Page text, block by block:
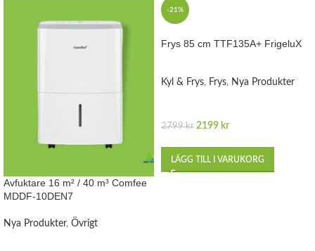
Avfuktare 16 m² / 40 m³ Comfee
MDDF-10DEN7
Nya Produkter, Övrigt
-21%
Frys 85 cm TTF135A+ FrigeluX
Kyl & Frys, Frys, Nya Produkter
2799kr 2199 kr
LÄGG TILL I VARUKORG